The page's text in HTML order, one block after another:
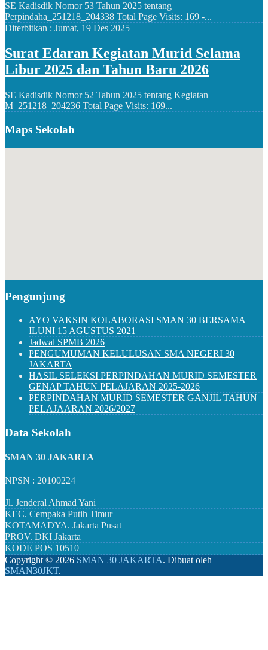
SE Kadisdik Nomor 53 Tahun 2025 tentang
Perpindaha_251218_204338 Total Page Visits: 169 -...
Diterbitkan : Jumat, 19 Des 2025
Surat Edaran Kegiatan Murid Selama
Libur 2025 dan Tahun Baru 2026
SE Kadisdik Nomor 52 Tahun 2025 tentang Kegiatan
M_251218_204236 Total Page Visits: 169...
Maps Sekolah
Pengunjung
AYO VAKSIN KOLABORASI SMAN 30 BERSAMA
ILUNI 15 AGUSTUS 2021
Jadwal SPMB 2026
PENGUMUMAN KELULUSAN SMA NEGERI 30
JAKARTA
HASIL SELEKSI PERPINDAHAN MURID SEMESTER
GENAP TAHUN PELAJARAN 2025-2026
PERPINDAHAN MURID SEMESTER GANJIL TAHUN
PELAJAARAN 2026/2027
Data Sekolah
SMAN 30 JAKARTA
NPSN : 20100224
Jl. Jenderal Ahmad Yani
KEC. Cempaka Putih Timur
KOTAMADYA. Jakarta Pusat
PROV. DKI Jakarta
KODE POS 10510
Copyright © 2026 SMAN 30 JAKARTA. Dibuat oleh
SMAN30JKT.